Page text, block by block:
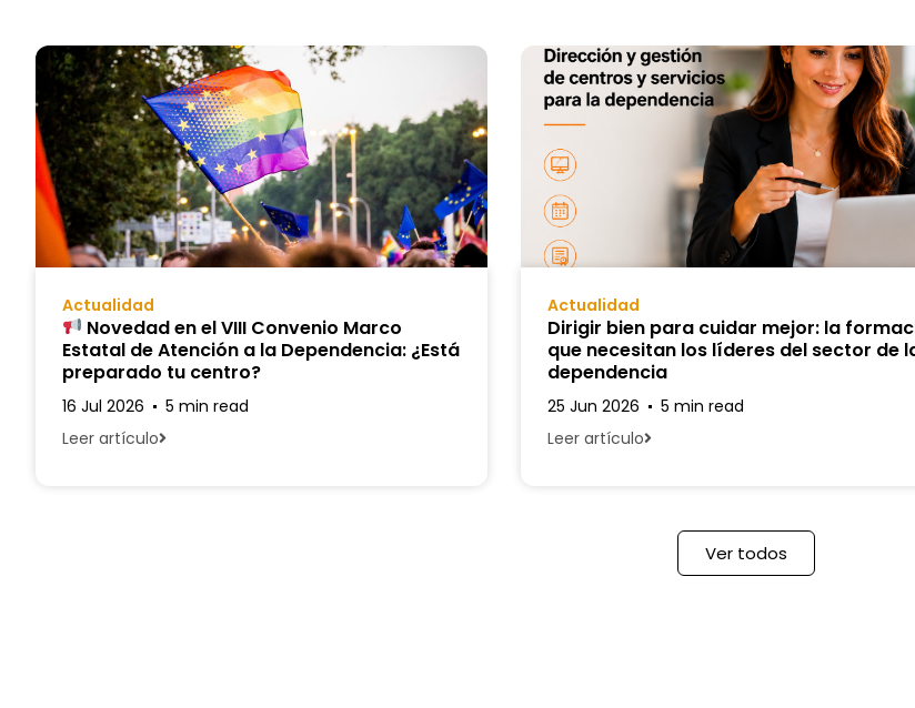
Actualidad
Novedad en el VIII Convenio Marco
Estatal de Atención a la Dependencia: ¿Está
preparado tu centro?
16 Jul 2026
5 min read
Leer artículo
Actualidad
Dirigir bien para cuidar mejor: la
que necesitan los líderes del sector de
dependencia
25 Jun 2026
5 min read
Leer artículo
Ver todos